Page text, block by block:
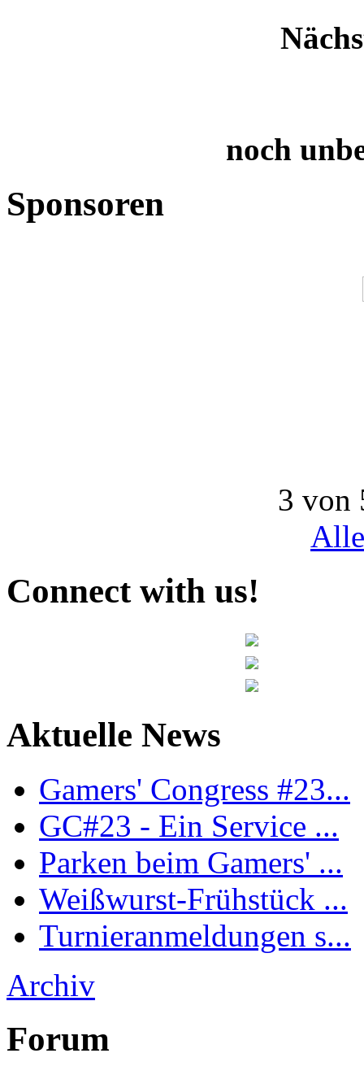
noch
Sponsoren
3 von
Connect with us!
Aktuelle News
Gamers' Congress #23...
GC#23 - Ein Service ...
Parken beim Gamers' ...
Weißwurst-Frühstück ...
Turnieranmeldungen s...
Archiv
Forum